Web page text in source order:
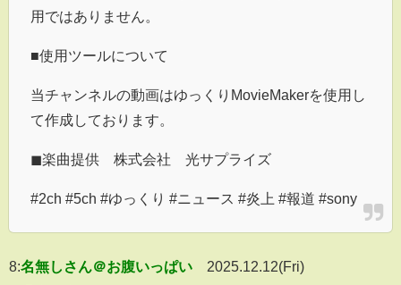
用ではありません。
■使用ツールについて
当チャンネルの動画はゆっくりMovieMakerを使用し
て作成しております。
◼︎楽曲提供 株式会社 光サプライズ
#2ch #5ch #ゆっくり #ニュース #炎上 #報道 #sony
8:名無しさん＠お腹いっぱい
2025.12.12(Fri)